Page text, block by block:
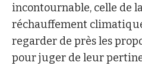
incontournable, celle de
réchauffement
regarder de près les
pour juger de leur